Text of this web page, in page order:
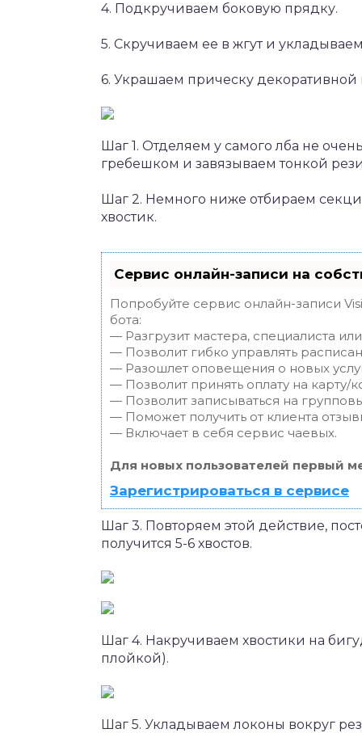
4. Подкручиваем боковую прядку.
5. Скручиваем ее в жгут и
6. Украшаем прическу
Шаг 1. Отделяем у самого лба не
гребешком и завязываем тонкой
Шаг 2. Немного ниже отбираем
хвостик.
Сервис онлайн-записи на
Попробуйте сервис онлайн-записи
бота:
— Разгрузит мастера, специалиста
— Позволит гибко управлять
— Разошлет оповещения о новых
— Позволит принять оплату на карту/
— Позволит записываться на
— Поможет получить от клиента
— Включает в себя сервис чаевых.
Для новых пользователей первый
Зарегистрироваться в сервисе
Шаг 3. Повторяем этой действие,
получится 5-6 хвостов.
Шаг 4. Накручиваем хвостики на
плойкой).
Шаг 5. Укладываем локоны вокруг